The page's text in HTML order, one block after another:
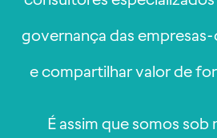
governança das
e compartilhar valor de
É assim que somos sob